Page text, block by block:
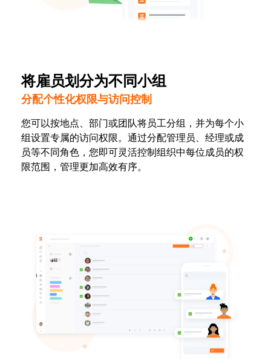
将雇员划分为不同小组
分配个性化权限与访问控制
您可以按地点、部门或团队将员工分组，并为每个小
组设置专属的访问权限。通过分配管理员、经理或成
员等不同角色，您即可灵活控制组织中每位成员的权
限范围，管理更加高效有序。